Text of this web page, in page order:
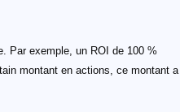
Par exemple, un ROI de 100 %
montant en actions, ce montant a